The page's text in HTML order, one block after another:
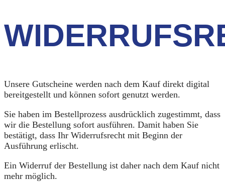
Unsere Gutscheine werden nach dem Kauf direkt digital
bereitgestellt und können sofort genutzt werden.
Sie haben im Bestellprozess ausdrücklich zugestimmt, dass
wir die Bestellung sofort ausführen. Damit haben Sie
bestätigt, dass Ihr Widerrufsrecht mit Beginn der
Ausführung erlischt.
Ein Widerruf der Bestellung ist daher nach dem Kauf nicht
mehr möglich.